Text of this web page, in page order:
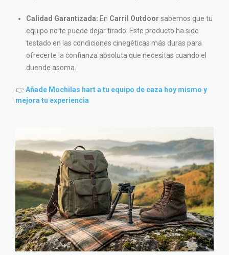
Calidad Garantizada: En Carril Outdoor sabemos que tu
equipo no te puede dejar tirado. Este producto ha sido
testado en las condiciones cinegéticas más duras para
ofrecerte la confianza absoluta que necesitas cuando el
duende asoma.
👉Añade Mochilas hart a tu equipo de caza hoy mismo y
mejora tu experiencia